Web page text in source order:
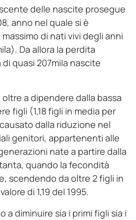
delle nascite prosegue
anno nel quale si è
di nati vivi degli anni
Da allora la perdita
quasi 207mila nascite
a dipendere dalla bassa
figli (1,18 figli in media per
dalla riduzione nel
genitori, appartenenti alle
nate a partire dalla
quando la fecondità
scendendo da oltre 2 figli in
di 1,19 del 1995.
a diminuire sia i primi figli sia i